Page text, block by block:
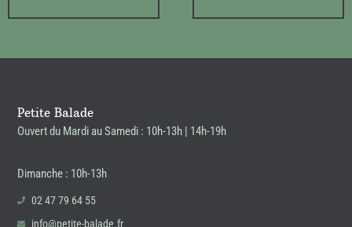
Petite Balade
Ouvert du Mardi au Samedi : 10h-13h | 14h-19h
Dimanche : 10h-13h
02 47 79 64 55
info@petite-balade.fr